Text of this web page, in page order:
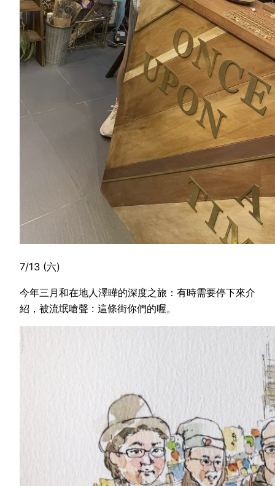
7/13 (六)
今年三月和在地人澤曄的深度之旅：有時需要停下來介
紹，被流氓嗆聲 : 這條街你們的喔。